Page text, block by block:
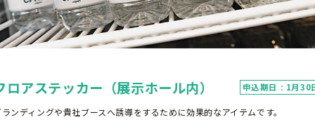
ロアステッカー（展示ホール内） 申込期日 : 1月30
ンディングや貴社ブースへ誘導をするために効果的なアイテムです。